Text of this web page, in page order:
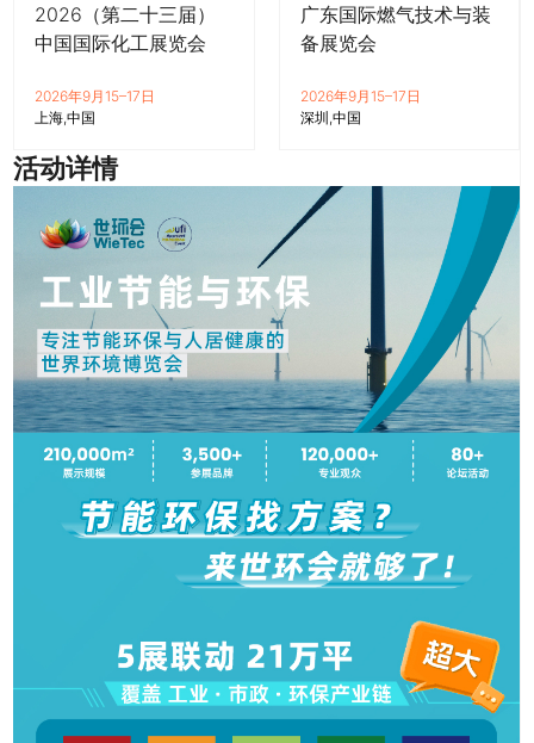
2026（第二十三届）
中国国际化工展览会
2026年9月15–17日
上海 中国
广东国际燃气技术与装
备展览会
2026年9月15–17日
深圳 中国
活动详情